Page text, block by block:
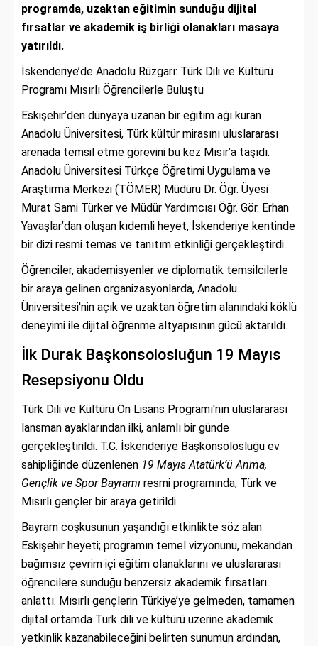
programda, uzaktan eğitimin sunduğu dijital
fırsatlar ve akademik iş birliği olanakları masaya
yatırıldı.
İskenderiye’de Anadolu Rüzgarı: Türk Dili ve Kültürü
Programı Mısırlı Öğrencilerle Buluştu
Eskişehir’den dünyaya uzanan bir eğitim ağı kuran
Anadolu Üniversitesi, Türk kültür mirasını uluslararası
arenada temsil etme görevini bu kez Mısır’a taşıdı.
Anadolu Üniversitesi Türkçe Öğretimi Uygulama ve
Araştırma Merkezi (TÖMER) Müdürü Dr. Öğr. Üyesi
Murat Sami Türker ve Müdür Yardımcısı Öğr. Gör. Erhan
Yavaşlar’dan oluşan kıdemli heyet, İskenderiye kentinde
bir dizi resmi temas ve tanıtım etkinliği gerçekleştirdi.
Öğrenciler, akademisyenler ve diplomatik temsilcilerle
bir araya gelinen organizasyonlarda, Anadolu
Üniversitesi'nin açık ve uzaktan öğretim alanındaki köklü
deneyimi ile dijital öğrenme altyapısının gücü aktarıldı.
İlk Durak Başkonsolosluğun 19 Mayıs
Resepsiyonu Oldu
Türk Dili ve Kültürü Ön Lisans Programı'nın uluslararası
lansman ayaklarından ilki, anlamlı bir günde
gerçekleştirildi. T.C. İskenderiye Başkonsolosluğu ev
sahipliğinde düzenlenen 19 Mayıs Atatürk’ü Anma,
Gençlik ve Spor Bayramı resmi programında, Türk ve
Mısırlı gençler bir araya getirildi.
Bayram coşkusunun yaşandığı etkinlikte söz alan
Eskişehir heyeti; programın temel vizyonunu, mekandan
bağımsız çevrim içi eğitim olanaklarını ve uluslararası
öğrencilere sunduğu benzersiz akademik fırsatları
anlattı. Mısırlı gençlerin Türkiye’ye gelmeden, tamamen
dijital ortamda Türk dili ve kültürü üzerine akademik
yetkinlik kazanabileceğini belirten sunumun ardından,